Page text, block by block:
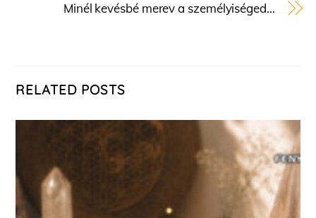
Minél kevésbé merev a személyiséged…
RELATED POSTS